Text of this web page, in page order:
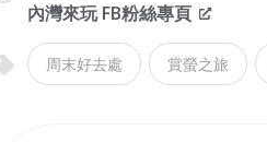
內灣來玩 FB粉絲專頁
周末好去處 賞螢之旅